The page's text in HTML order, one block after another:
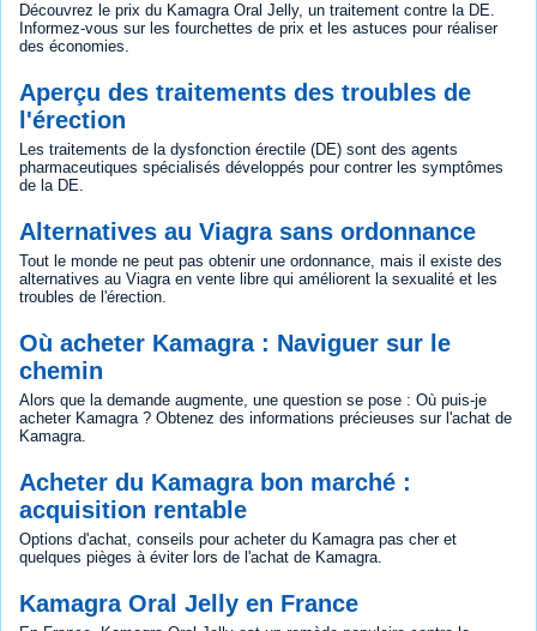
Découvrez le prix du Kamagra Oral Jelly, un traitement contre la DE.
Informez-vous sur les fourchettes de prix et les astuces pour réaliser
des économies.
Aperçu des traitements des troubles de
l'érection
Les traitements de la dysfonction érectile (DE) sont des agents
pharmaceutiques spécialisés développés pour contrer les symptômes
de la DE.
Alternatives au Viagra sans ordonnance
Tout le monde ne peut pas obtenir une ordonnance, mais il existe des
alternatives au Viagra en vente libre qui améliorent la sexualité et les
troubles de l'érection.
Où acheter Kamagra : Naviguer sur le
chemin
Alors que la demande augmente, une question se pose : Où puis-je
acheter Kamagra ? Obtenez des informations précieuses sur l'achat de
Kamagra.
Acheter du Kamagra bon marché :
acquisition rentable
Options d'achat, conseils pour acheter du Kamagra pas cher et
quelques pièges à éviter lors de l'achat de Kamagra.
Kamagra Oral Jelly en France